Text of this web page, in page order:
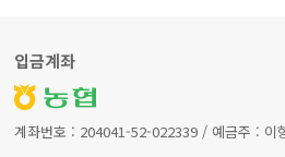
입금계좌
계좌번호 : 204041-52-022339 / 예금주 : 이